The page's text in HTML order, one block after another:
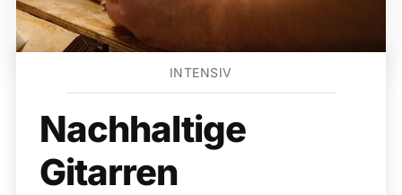
INTENSIV
Nachhaltige
Gitarren